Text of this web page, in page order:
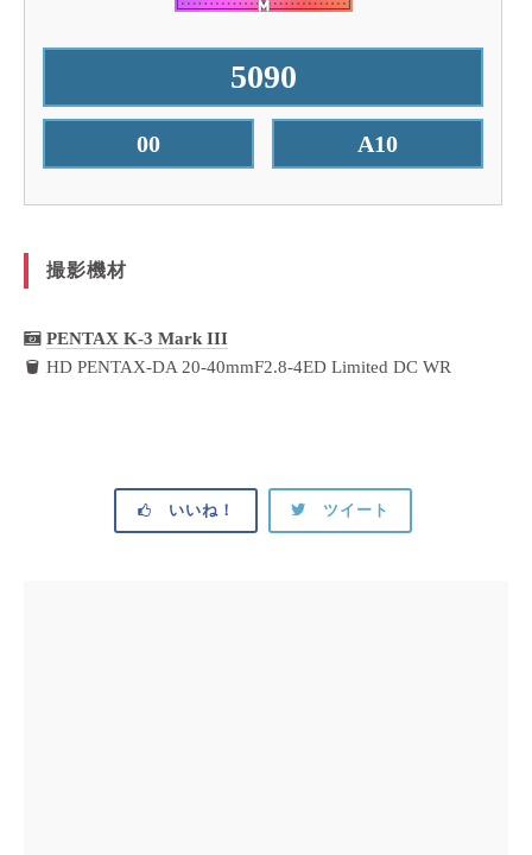
5090
00 A10
撮影機材
PENTAX K-3 Mark III
HD PENTAX-DA 20-40mmF2.8-4ED Limited DC WR
いいね！ ツイート